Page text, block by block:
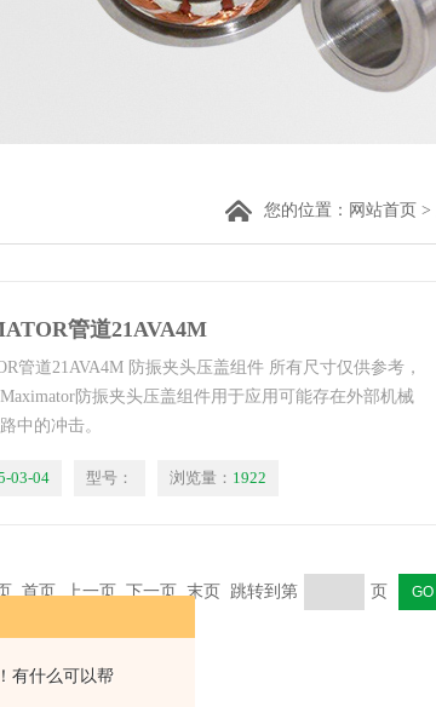
有什么可以帮
您的位置： 网站首页 >
管道21AVA4M
管道21AVA4M 防振夹头压盖组件 所有尺寸仅供参考，
防振夹头压盖组件用于应用可能存在外部机械
中的冲击。
03-04 型号： 浏览量： 1922
首页 上一页 下一页 末页 跳转到第 页